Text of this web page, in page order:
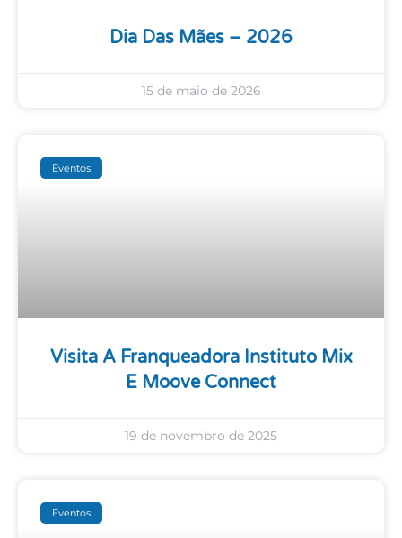
Dia Das Mães – 2026
15 de maio de 2026
Eventos
Visita A Franqueadora Instituto Mix
E Moove Connect
19 de novembro de 2025
Eventos